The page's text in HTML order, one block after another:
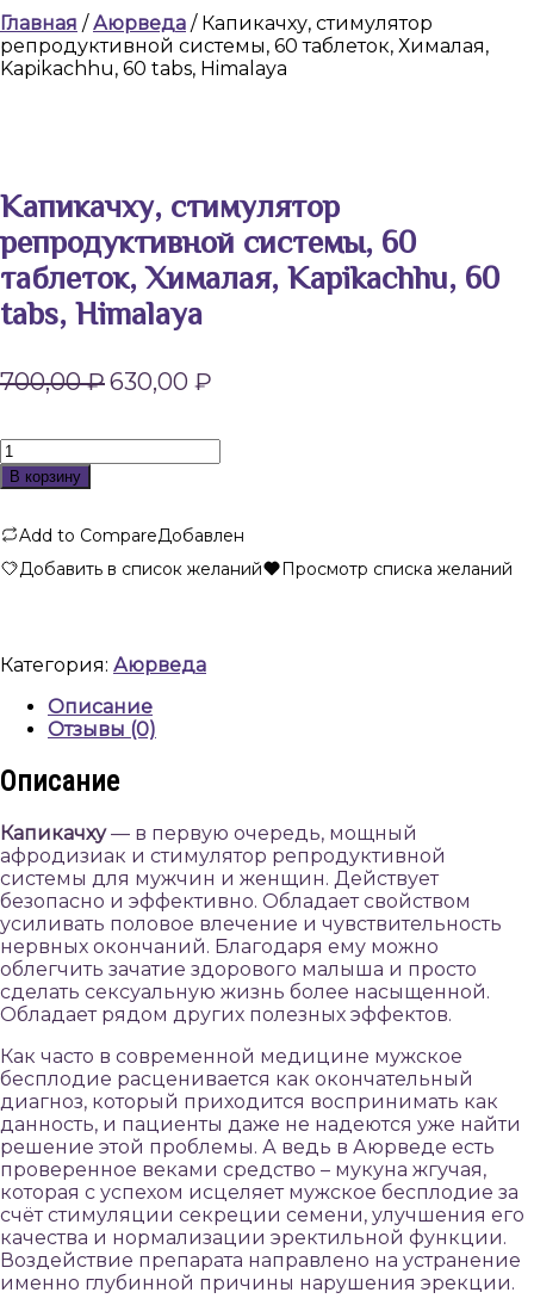
КНОПКА
ЗАКРЫТЬ
Главная /Аюрведа / Капикачху, стимулятор
репродуктивной системы, 60 таблеток, Хималая,
Kapikachhu, 60 tabs, Himalaya
Капикачху, стимулятор
репродуктивной системы, 60
таблеток, Хималая, Kapikachhu, 60
tabs, Himalaya
700,00₽ Первоначальная
цена
700,00 ₽.
630,00 ₽
Количество
товара
Капикачху,
репродуктивной
системы,
60
Kapikachhu,
60
tabs,
Himalaya
В корзину
Add to CompareДобавлен
Добавить в список желаний
Просмотр списка желаний
Категория: Аюрведа
Описание
Отзывы (0)
Описание
Капикачху— в первую очередь, мощный
афродизиак и стимулятор репродуктивной
системы для мужчин и женщин. Действует
безопасно и эффективно. Обладает свойством
усиливать половое влечение и чувствительность
нервных окончаний. Благодаря ему можно
облегчить зачатие здорового малыша и просто
сделать сексуальную жизнь более насыщенной.
Обладает рядом других полезных эффектов.
Как часто в современной медицине мужское
бесплодие расценивается как окончательный
диагноз, который приходится воспринимать как
данность, и пациенты даже не надеются уже найти
решение этой проблемы. А ведь в Аюрведе есть
проверенное веками средство – мукуна жгучая,
которая с успехом исцеляет мужское бесплодие за
счёт стимуляции секреции семени, улучшения его
качества и нормализации эректильной функции.
Воздействие препарата направлено на устранение
именно глубинной причины нарушения эрекции.